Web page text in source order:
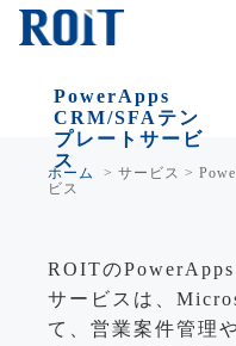
PowerApps
CRM/SFAテン
プレートサービ
ス
ホーム > サービス >
ビス
ROITの
サービスは、
て、営業案件管理